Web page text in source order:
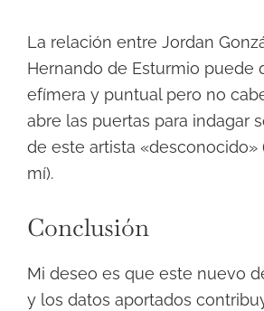
La relación entre Jordan
Hernando de Esturmio puede
efímera y puntual pero no
abre las puertas para indagar
de este artista «desconocido»
mí).
Conclusión
Mi deseo es que este nuevo
y los datos aportados